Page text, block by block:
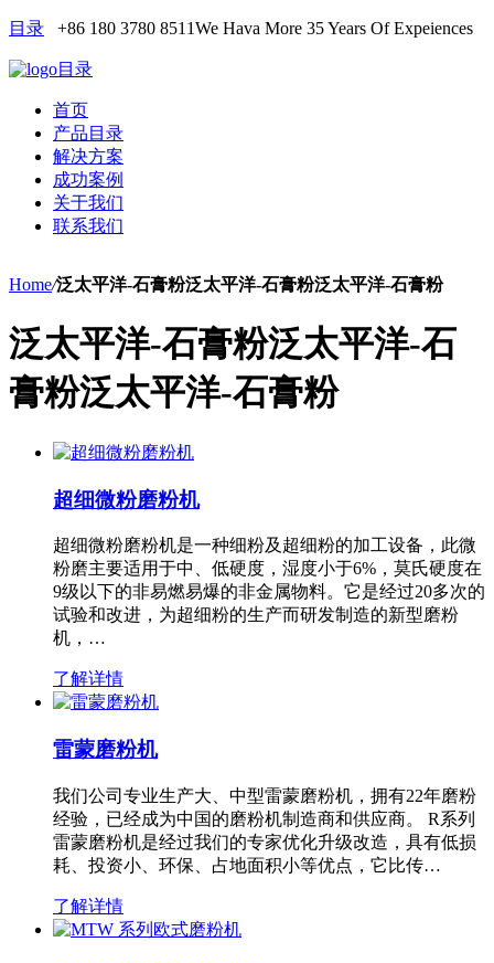
目录 +86 180 3780 8511We Hava More 35 Years Of Expeiences
目录
首页
产品目录
解决方案
成功案例
关于我们
联系我们
Home/泛太平洋-石膏粉泛太平洋-石膏粉泛太平洋-石膏粉
泛太平洋-石膏粉泛太平洋-石
膏粉泛太平洋-石膏粉
超细微粉磨粉机
超细微粉磨粉机是一种细粉及超细粉的加工设备，此微
粉磨主要适用于中、低硬度，湿度小于6%，莫氏硬度在
9级以下的非易燃易爆的非金属物料。它是经过20多次的
试验和改进，为超细粉的生产而研发制造的新型磨粉
机，…
了解详情
雷蒙磨粉机
我们公司专业生产大、中型雷蒙磨粉机，拥有22年磨粉
经验，已经成为中国的磨粉机制造商和供应商。 R系列
雷蒙磨粉机是经过我们的专家优化升级改造，具有低损
耗、投资小、环保、占地面积小等优点，它比传…
了解详情